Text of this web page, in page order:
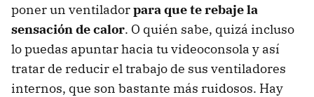
poner un ventiladorpara que te rebaje la
sensación de calor. O quién sabe, quizá incluso
lo puedas apuntar hacia tu videoconsola y así
tratar de reducir el trabajo de sus ventiladores
internos, que son bastante más ruidosos. Hay